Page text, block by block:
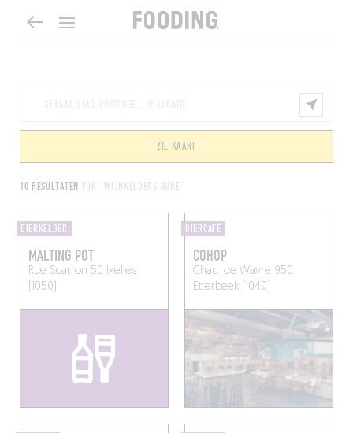
10 RESULTATEN FOR "WIJNKELDERS AUBE"
ZIE KAART
BIERKELDER
MALTING POT
Rue Scarron 50 Ixelles
(1050)
BIERCAFÉ
COHOP
Chau. de Wavre 950
Etterbeek (1040)